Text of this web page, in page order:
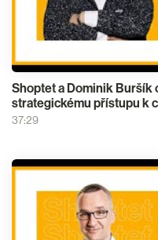
Shoptet a Dominik Buršík
strategickému přístupu k
37:29